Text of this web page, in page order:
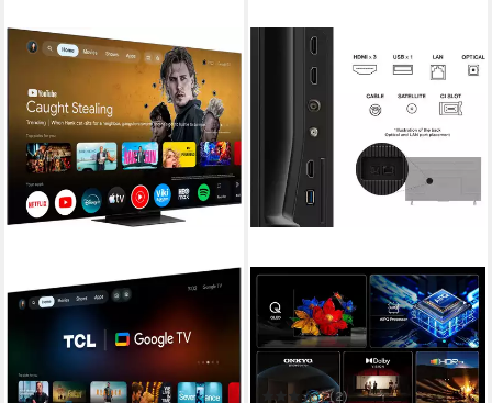
TCL
65RM7LX1 Mini-LED-
Fernseher
RGB Mini LED
Bildschirmtechnologie
4K Ultra HD Auflösung
85T69CX1 QLED-Fernseher
215 cm/85 Zoll Diagonale
QLED Bildschirmtechnologie
4K Ultra HD
Auflösung
(2)